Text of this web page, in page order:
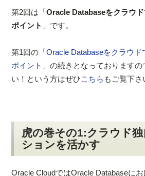
第2回は「Oracle Databaseをクラウ
ポイント 」です。
第1回の「Oracle Databaseをクラウ
ポイント 」の続きとなっております
い！という方はぜひこちら もご覧下さ
虎の巻その1:クラウド
ションを活かす
Oracle CloudではOracle Databaseに